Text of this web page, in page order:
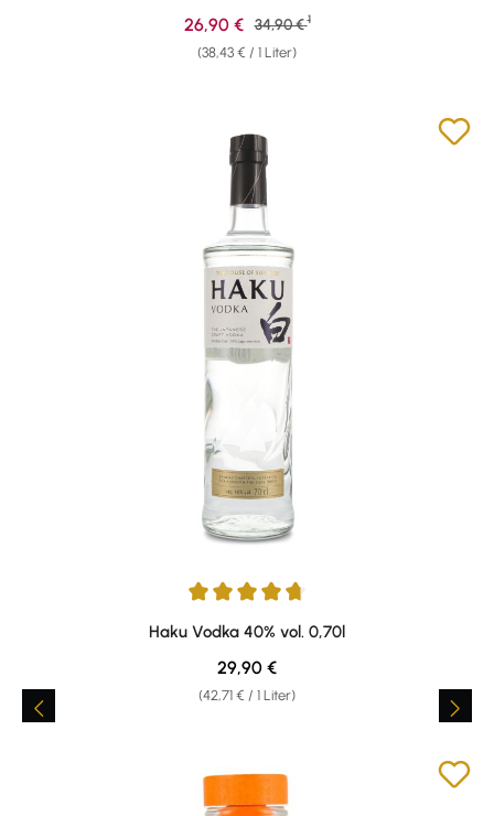
(38,43 € / 1 Liter)
Verkaufspreis:
26,90 € Regulärer Preis:
34,90 € 1
Durchschnittliche Bewertung von 4.8 von 5 Sternen
Haku Vodka 40% vol. 0,70l
(42,71 € / 1 Liter)
Regulärer Preis:
29,90 €